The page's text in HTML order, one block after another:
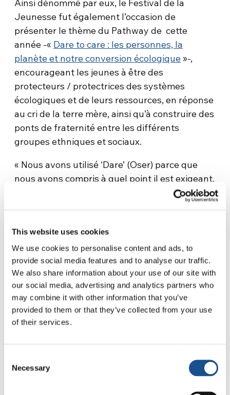
This website uses cookies
We use cookies to personalise content and ads, to
provide social media features and to analyse our traffic.
We also share information about your use of our site with
our social media, advertising and analytics partners who
may combine it with other information that you’ve
provided to them or that they’ve collected from your use
of their services.
Selection
Necessary
Ainsi dénommé par eux, le Festival de la
Jeunesse fut également l’occasion de
présenter le thème du Pathway de cette
année -« Dare to care : les personnes, la
planète et notre conversion écologique »-,
encourageant les jeunes à être des
protecteurs / protectrices des systèmes
écologiques et de leurs ressources, en réponse
au cri de la terre mère, ainsi qu’à construire des
ponts de fraternité entre les différents
groupes ethniques et sociaux.
« Nous avons utilisé ‘Dare’ (Oser) parce que
nous avons compris à quel point il est exigeant,
mais non impossible, de vivre en ce moment
pour la paix, la fraternité et l’écologie. Nous
motivation ». Ainsi nous le raconte Godric
Mbunya Azombu, l’un des participants.
Les jeunes ont vécu le thème à travers des
activités, des dialogues, du théâtre, des danses
et des chansons, soit des interactions
pratiques qui ont favorisé leur coexistence, en
réponse aux crises environnementales et aux
étaient particulièrement importantes pour la